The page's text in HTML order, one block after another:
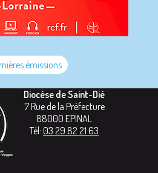
émissions
Diocèse de Saint-Dié
7 Rue de la Préfecture
88000 EPINAL
Tél: 03 29 82 21 63